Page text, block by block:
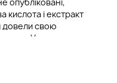
кислота і екстракт
довели свою
У незалежних
відлущуванні та